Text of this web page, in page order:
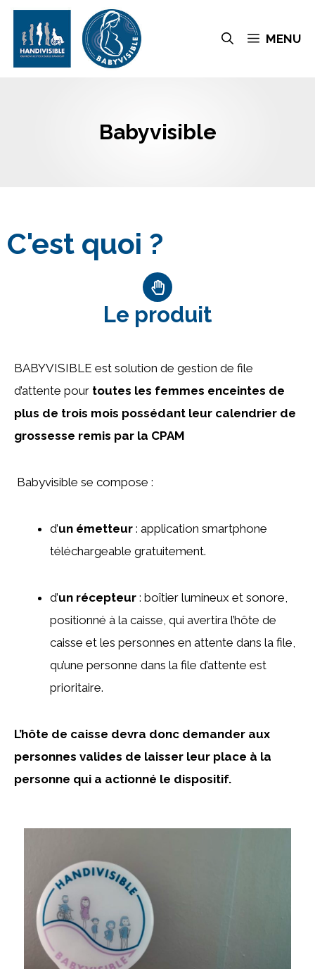
MENU
Babyvisible
C'est quoi ?
Le produit
BABYVISIBLE est solution de gestion de file
d’attente pour toutes les femmes enceintes de
plus de trois mois possédant leur calendrier de
grossesse remis par la CPAM
Babyvisible se compose :
d’un émetteur : application smartphone
téléchargeable gratuitement.
d’un récepteur : boîtier lumineux et sonore,
positionné à la caisse, qui avertira l’hôte de
caisse et les personnes en attente dans la file,
qu’une personne dans la file d’attente est
prioritaire.
L’hôte de caisse devra donc demander aux
personnes valides de laisser leur place à la
personne qui a actionné le dispositif.